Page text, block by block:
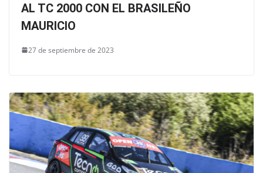
AL TC 2000 CON EL BRASILEÑO
MAURICIO
27 de septiembre de 2023